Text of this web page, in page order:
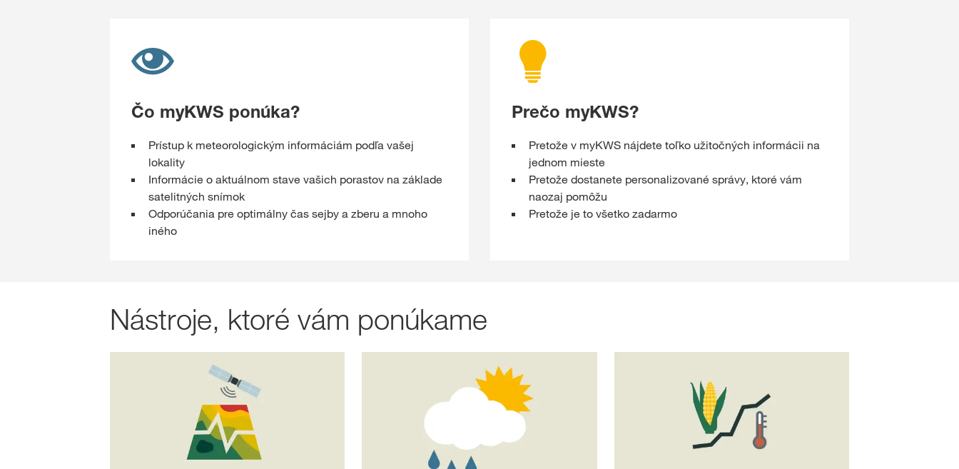
Čo myKWS ponúka?
Prístup k meteorologickým informáciám podľa vašej
lokality
Informácie o aktuálnom stave vašich porastov na základe
satelitných snímok
Odporúčania pre optimálny čas sejby a zberu a mnoho
iného
Prečo myKWS?
Pretože v myKWS nájdete toľko užitočných informácii na
jednom mieste
Pretože dostanete personalizované správy, ktoré vám
naozaj pomôžu
Pretože je to všetko zadarmo
Nástroje, ktoré vám ponúkame